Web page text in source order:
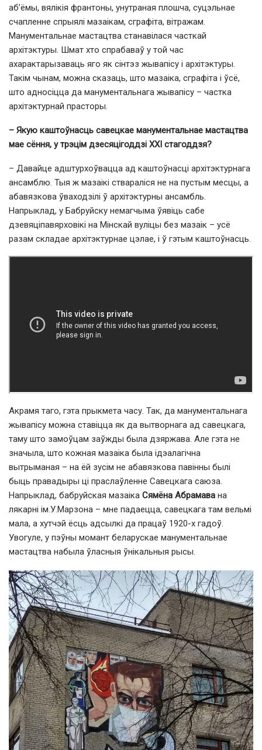
аб’ёмы, вялікія франтоны, унутраная плошча, суцэльнае
счапленне спрыялі мазаікам, сграфіта, вітражам.
Манументальнае мастацтва станавілася часткай
архітэктуры. Шмат хто спрабаваў у той час
ахарактарызаваць яго як сінтэз жывапісу і архітэктуры.
Такім чынам, можна сказаць, што мазаіка, сграфіта і ўсё,
што адносіцца да манументальнага жывапісу – частка
архітэктурнай прасторы.
– Якую каштоўнасць савецкае манументальнае мастацтва
мае сёння, у трэцім дзесяцігоддзі ХХІ стагоддзя?
– Давайце адштурхоўвацца ад каштоўнасці архітэктурнага
ансамблю. Тыя ж мазаікі ствараліся не на пустым месцы, а
абавязкова ўваходзілі ў архітэктурны ансамбль.
Напрыклад, у Бабруйску немагчыма ўявіць сабе
дзевяціпавярховікі на Мінскай вуліцы без мазаік – усё
разам складае архітэктурнае цэлае, і ў гэтым каштоўнасць.
Акрамя таго, гэта прыкмета часу. Так, да манументальнага
жывапісу можна ставіцца як да вытворнага ад савецкага,
таму што замоўцам заўжды была дзяржава. Але гэта не
значыла, што кожная мазаіка была ідэалагічна
вытрыманая – на ёй зусім не абавязкова павінны былі
быць правадыры ці праслаўленне Савецкага саюза.
Напрыклад, бабруйская мазаіка Сямёна Абрамава на
лякарні ім.У.Марзона – мне падаецца, савецкага там вельмі
мала, а хутчэй ёсць адсылкі да працаў 1920-х гадоў.
Увогуле, у пэўны момант беларускае манументальнае
мастацтва набыла ўласныя ўнікальныя рысы.